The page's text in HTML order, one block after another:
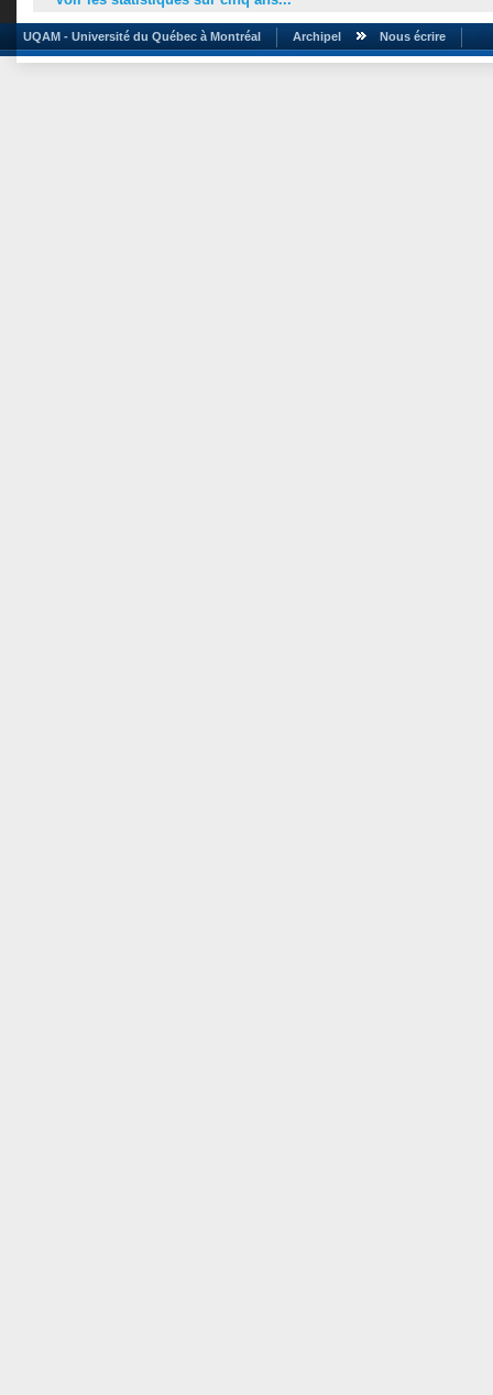
UQAM - Université du Québec à Montréal Archipel Nous écrire